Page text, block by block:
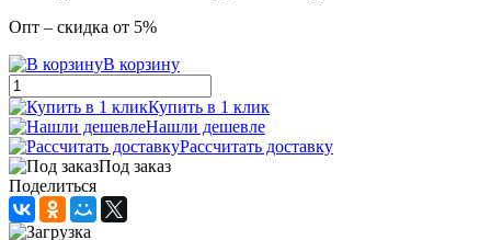
Опт – скидка от 5%
В корзину
Купить в 1 клик
Нашли дешевле
Рассчитать доставку
Под заказ
Поделиться